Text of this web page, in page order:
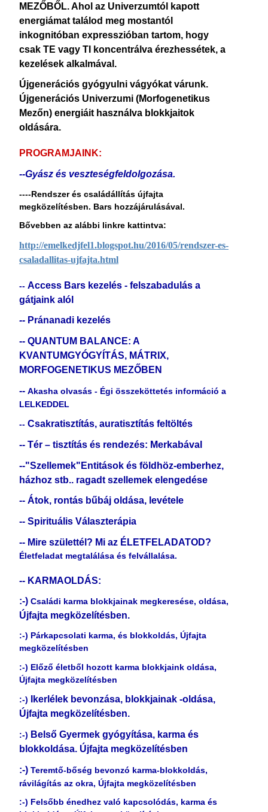
MEZŐBŐL. Ahol az Univerzumtól kapott
energiámat találod meg mostantól
inkognitóban expresszióban tartom, hogy
csak TE vagy TI koncentrálva érezhessétek, a
kezelések alkalmával.
Újgenerációs gyógyulni vágyókat várunk.
Újgenerációs Univerzumi (Morfogenetikus
Mezőn) energiáit használva blokkjaitok
oldására.
PROGRAMJAINK:
--Gyász és veszteségfeldolgozása.
----Rendszer és családállítás újfajta
megközelítésben. Bars hozzájárulásával.
Bővebben az alábbi linkre kattintva:
http://emelkedjfel1.blogspot.hu/2016/05/rendszer-es-
csaladallitas-ujfajta.html
-- Access Bars kezelés - felszabadulás a
gátjaink alól
-- Pránanadi kezelés
-- QUANTUM BALANCE: A
KVANTUMGYÓGYÍTÁS, MÁTRIX,
MORFOGENETIKUS MEZŐBEN
-- Akasha olvasás - Égi összeköttetés információ a
LELKEDDEL
-- Csakratisztítás, auratisztítás feltöltés
-- Tér – tisztítás és rendezés: Merkabával
--"Szellemek"Entitások és földhöz-emberhez,
házhoz stb.. ragadt szellemek elengedése
-- Átok, rontás bűbáj oldása, levétele
-- Spirituális Választerápia
-- Mire születtél? Mi az ÉLETFELADATOD?
Életfeladat megtalálása és felvállalása.
-- KARMAOLDÁS:
:-) Családi karma blokkjainak megkeresése, oldása,
Újfajta megközelítésben.
:-) Párkapcsolati karma, és blokkoldás, Újfajta
megközelítésben
:-) Előző életből hozott karma blokkjaink oldása,
Újfajta megközelítésben
:-)
Ikerlélek bevonzása, blokkjainak -oldása,
Újfajta megközelítésben.
:-) Belső Gyermek gyógyítása, karma és
blokkoldása. Újfajta megközelítésben
:-) Teremtő-bőség bevonzó karma-blokkoldás,
rávilágítás az okra, Újfajta megközelítésben
:-) Felsőbb énedhez való kapcsolódás, karma és